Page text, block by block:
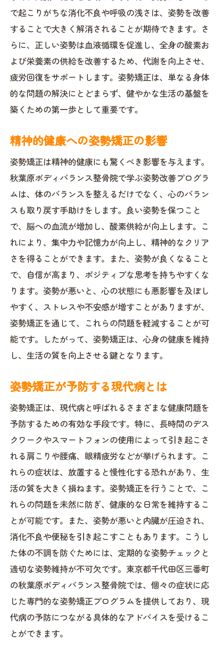
で起こりがちな消化不良や呼吸の浅さは、姿勢を改善
することで大きく解消されることが期待できます。さ
らに、正しい姿勢は血液循環を促進し、全身の酸素お
よび栄養素の供給を改善するため、代謝を向上させ、
疲労回復をサポートします。姿勢矯正は、単なる身体
的な問題の解決にとどまらず、健やかな生活の基盤を
築くための第一歩として重要です。
精神的健康への姿勢矯正の影響
姿勢矯正は精神的健康にも驚くべき影響を与えます。
秋葉原ボディバランス整骨院で学ぶ姿勢改善プログラ
ムは、体のバランスを整えるだけでなく、心のバラン
スも取り戻す手助けをします。良い姿勢を保つこと
で、脳への血流が増加し、酸素供給が向上します。こ
れにより、集中力や記憶力が向上し、精神的なクリア
さを得ることができます。また、姿勢が良くなること
で、自信が高まり、ポジティブな思考を持ちやすくな
ります。姿勢が悪いと、心の状態にも悪影響を及ぼし
やすく、ストレスや不安感が増すことがありますが、
姿勢矯正を通じて、これらの問題を軽減することが可
能です。したがって、姿勢矯正は、心身の健康を維持
し、生活の質を向上させる鍵となります。
姿勢矯正が予防する現代病とは
姿勢矯正は、現代病と呼ばれるさまざまな健康問題を
予防するための有効な手段です。特に、長時間のデス
クワークやスマートフォンの使用によって引き起こさ
れる肩こりや腰痛、眼精疲労などが挙げられます。こ
れらの症状は、放置すると慢性化する恐れがあり、生
活の質を大きく損ねます。姿勢矯正を行うことで、こ
れらの問題を未然に防ぎ、健康的な日常を維持するこ
とが可能です。また、姿勢が悪いと内臓が圧迫され、
消化不良や便秘を引き起こすこともあります。こうし
た体の不調を防ぐためには、定期的な姿勢チェックと
適切な姿勢維持が不可欠です。東京都千代田区三番町
の秋葉原ボディバランス整骨院では、個々の症状に応
じた専門的な姿勢矯正プログラムを提供しており、現
代病の予防につながる具体的なアドバイスを受けるこ
とができます。